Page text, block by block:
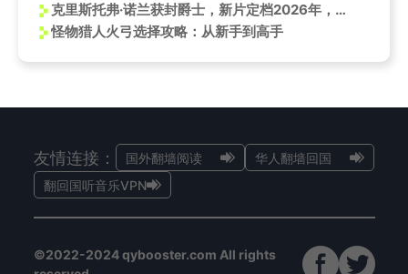
克里斯托弗·诺兰获封爵士，新片定档2026年，金斯敦市长第四季续订
怪物猎人火弓选择攻略：从新手到高手
友情连接： 国外翻墙阅读
华人翻墙回国
翻回国听音乐VPN
©2022-2024 qybooster.com All rights